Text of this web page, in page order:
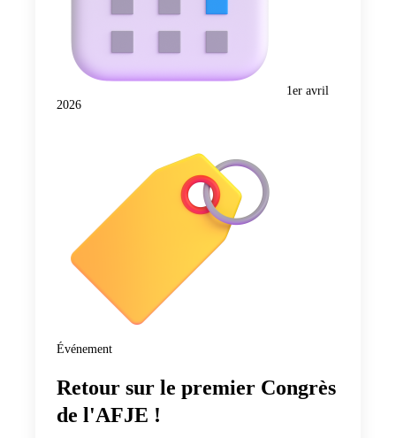
1er avril
2026
Événement
Retour sur le premier Congrès
de l'AFJE !